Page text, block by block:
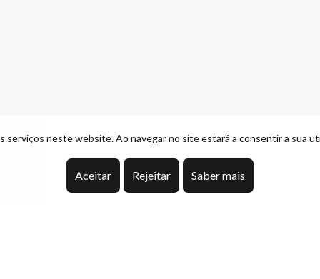
neste website. Ao navegar no site estará a consentir a sua
Aceitar Rejeitar Saber mais